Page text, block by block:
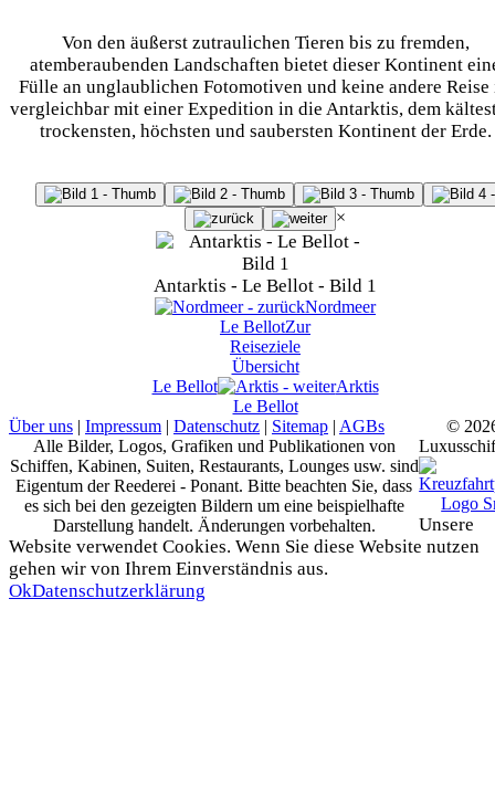
Von den äußerst zutraulichen Tieren bis zu fremden,
atemberaubenden Landschaften bietet dieser Kontinent
Fülle an unglaublichen Fotomotiven und keine andere Reise
vergleichbar mit einer Expedition in die Antarktis, dem
trockensten, höchsten und saubersten Kontinent der Erde.
×
Antarktis - Le Bellot - Bild 1
Nordmeer
Le BellotZur
Reiseziele
Übersicht
Le Bellot
Arktis
Le Bellot
Über uns | Impressum | Datenschutz | Sitemap | AGBs
Alle Bilder, Logos, Grafiken und Publikationen von
Schiffen, Kabinen, Suiten, Restaurants, Lounges usw. sind
Eigentum der Reederei - Ponant. Bitte beachten Sie, dass
es sich bei den gezeigten Bildern um eine beispielhafte
Darstellung handelt. Änderungen vorbehalten.
©
Unsere
Website verwendet Cookies. Wenn Sie diese Website nutzen
gehen wir von Ihrem Einverständnis aus.
OkDatenschutzerklärung